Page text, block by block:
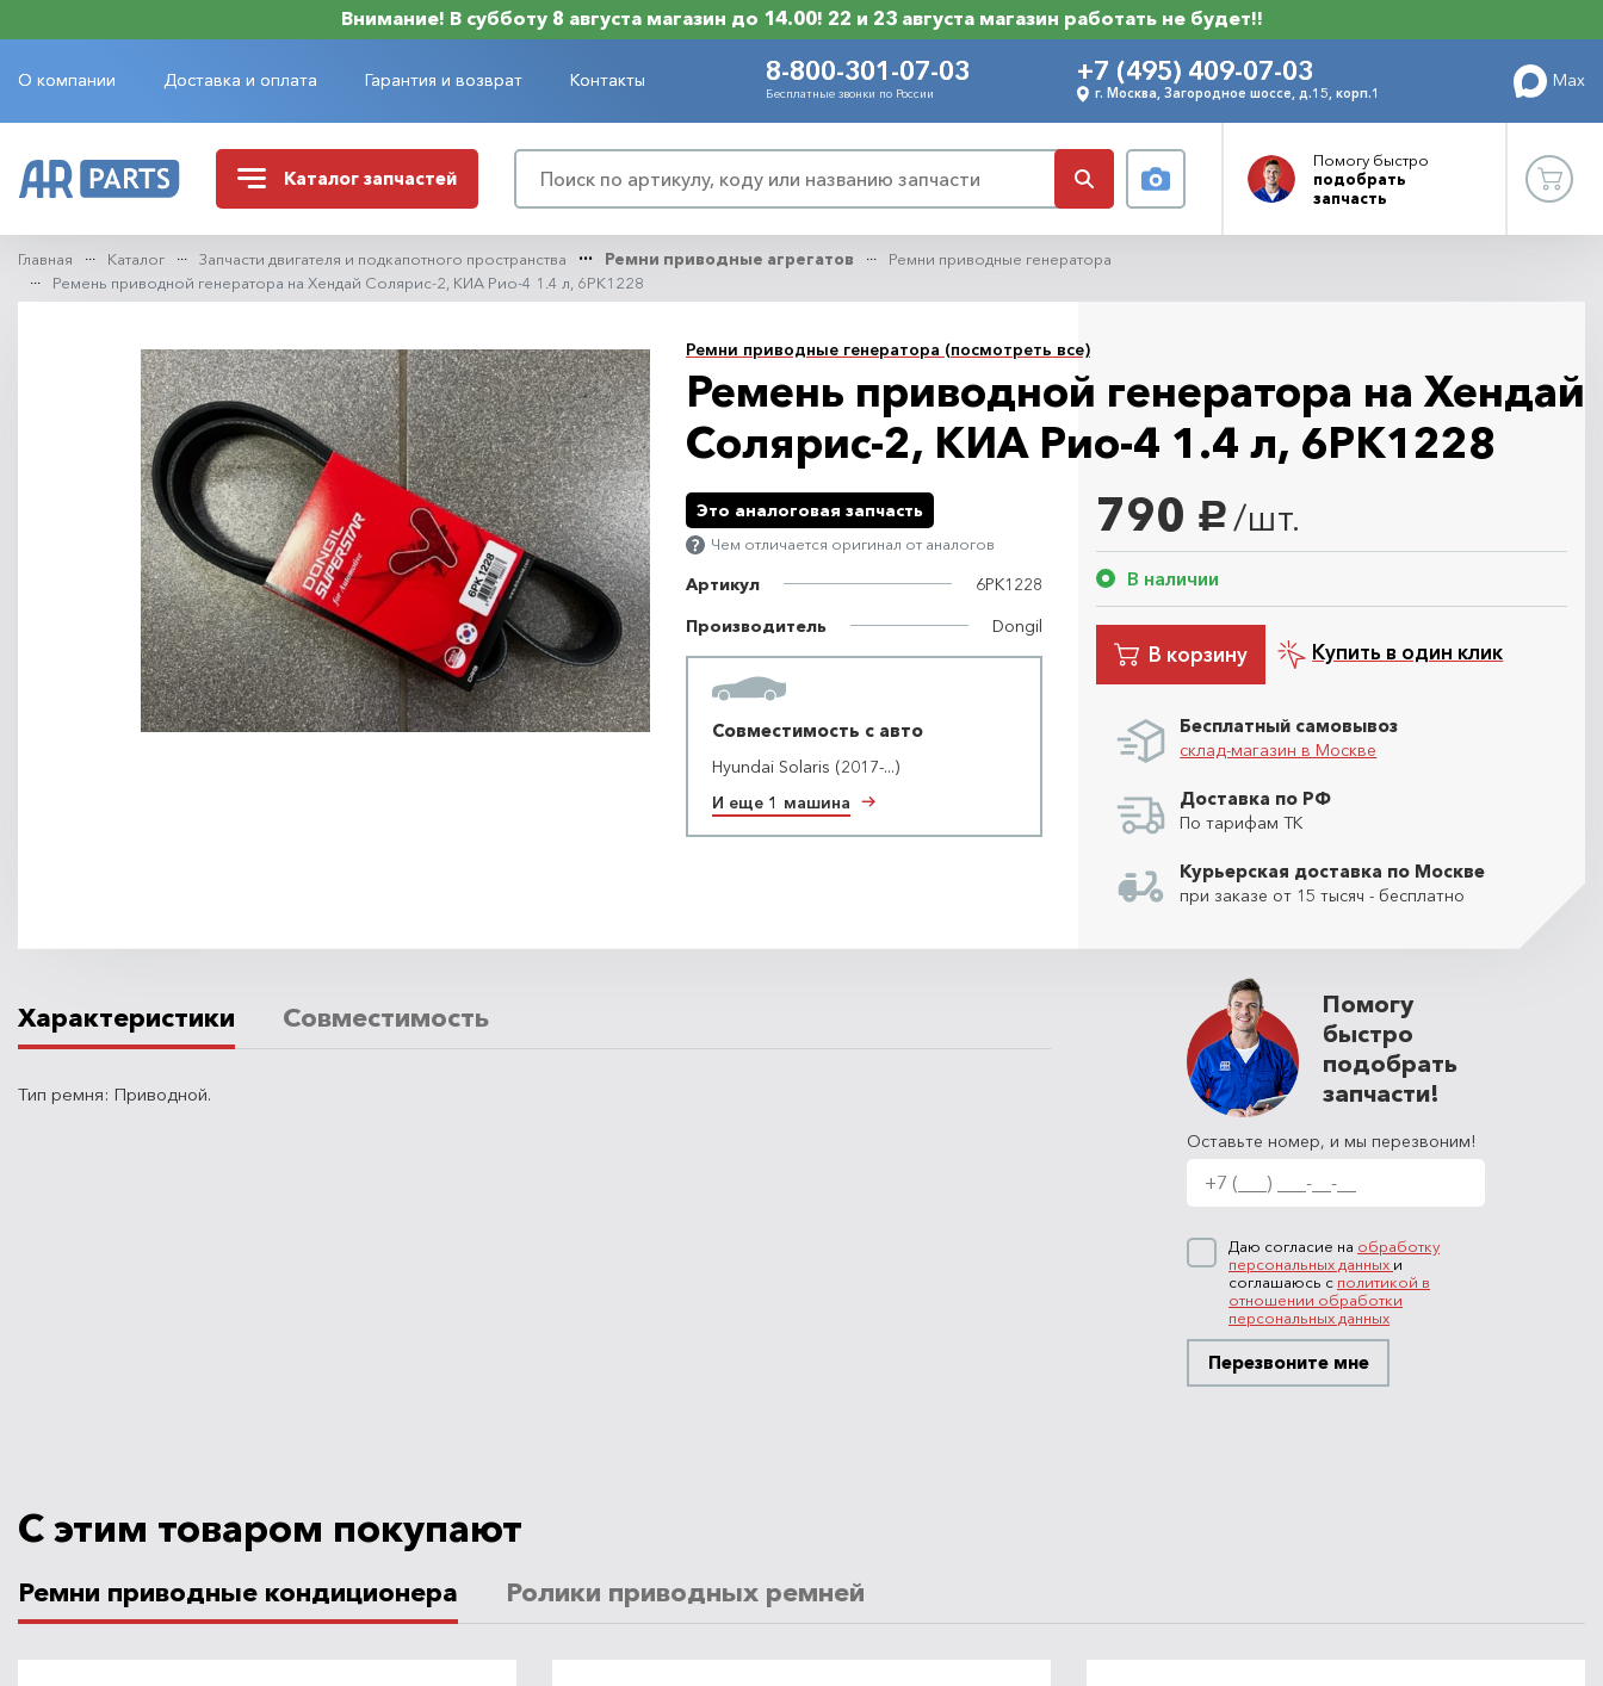
Внимание! В субботу 8 августа магазин до 14.00! 22 и 23 августа магазин работать не будет!!
О компании Доставка и оплата Гарантия и возврат Контакты 8-800-301-07-03
Бесплатные звонки по России
+7 (495) 409-07-03
г. Москва, Загородное шоссе, д.15, корп.1
Max
Каталог запчастей
Помогу быстро
подобрать
запчасть
Главная Каталог Запчасти двигателя и подкапотного пространства Ремни приводные агрегатов
Ремни приводные генератора
Ремень приводной генератора на Хендай Солярис-2, КИА Рио-4 1.4 л, 6PK1228
Ремни приводные генератора (посмотреть все)
Ремень приводной генератора на Хендай
Солярис-2, КИА Рио-4 1.4 л, 6PK1228
790 руб. /шт.
В наличии
В корзину Купить в один клик
Бесплатный самовывоз
склад-магазин в Москве
Доставка по РФ
По тарифам ТК
Курьерская доставка по Москве
при заказе от 15 тысяч - бесплатно
Это аналоговая запчасть
Чем отличается оригинал от аналогов
Артикул
6PK1228
Производитель
Dongil
Совместимость с авто
Hyundai Solaris (2017-...)
И еще 1 машина
Характеристики Совместимость
Тип ремня: Приводной.
Помогу
быстро
подобрать
запчасти!
Оставьте номер, и мы перезвоним!
Даю согласие на обработку
персональных данных и
соглашаюсь с политикой в
отношении обработки
персональных данных
Перезвоните мне
С этим товаром покупают
Ремни приводные кондиционера Ролики приводных ремней